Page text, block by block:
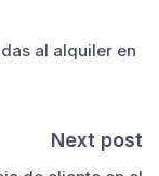
al alquiler en
Next post